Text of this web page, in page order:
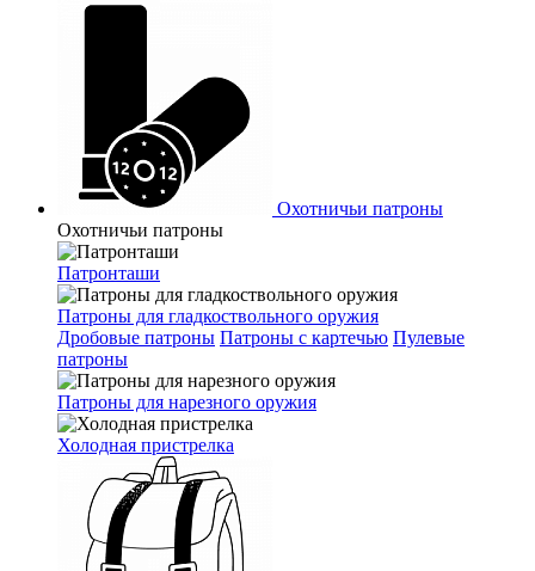
Охотничьи патроны
Охотничьи патроны
Патронташи
Патроны для гладкоствольного оружия
Дробовые патроны Патроны с картечью Пулевые
патроны
Патроны для нарезного оружия
Холодная пристрелка